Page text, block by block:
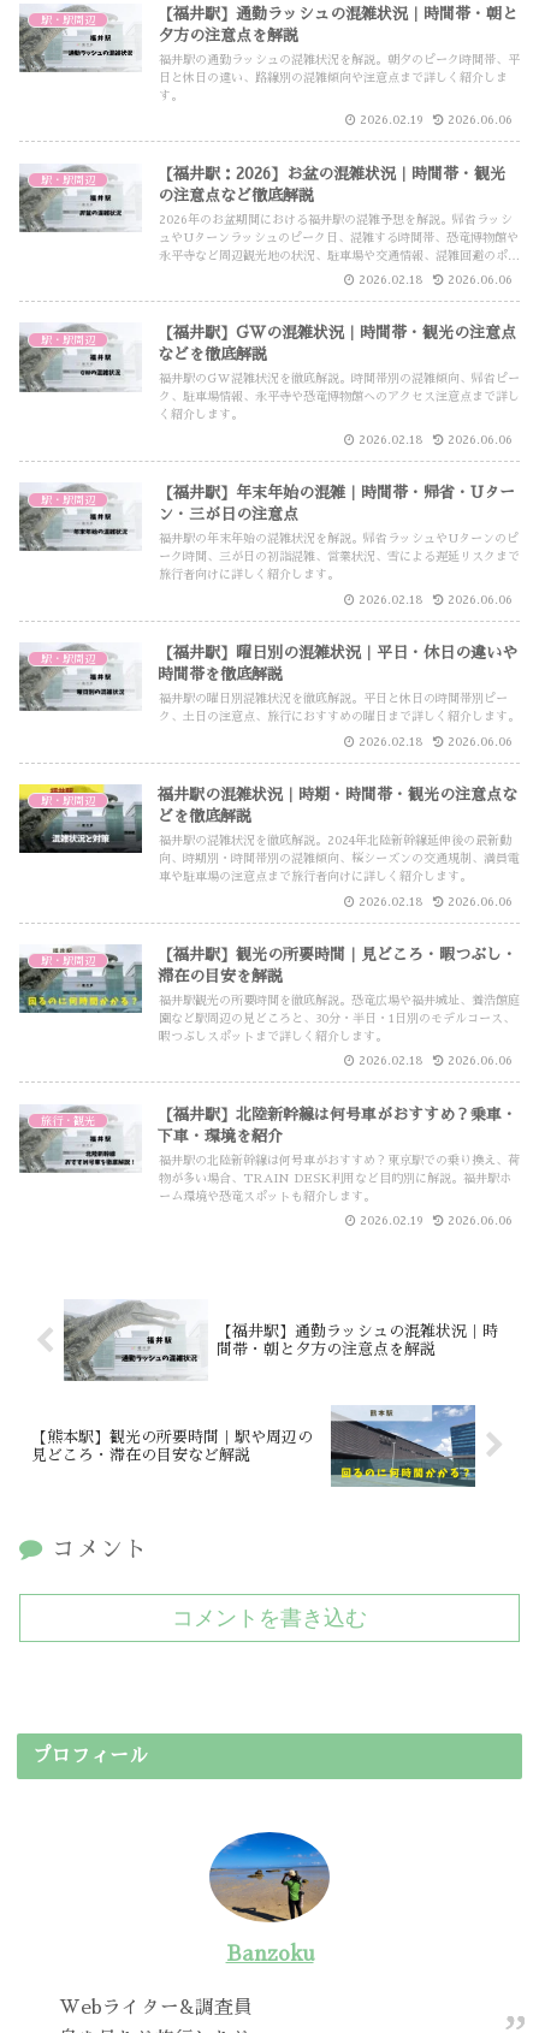
駅・駅周辺
【福井駅】通勤ラッシュの混雑状況｜時間帯・朝と
夕方の注意点を解説
福井駅の通勤ラッシュの混雑状況を解説。朝夕のピーク時間帯、平
日と休日の違い、路線別の混雑傾向や注意点まで詳しく紹介しま
す。
2026.02.19 2026.06.06
駅・駅周辺
【福井駅：2026】お盆の混雑状況｜時間帯・観光
の注意点など徹底解説
2026年のお盆期間における福井駅の混雑予想を解説。帰省ラッシ
ュやUターンラッシュのピーク日、混雑する時間帯、恐竜博物館や
永平寺など周辺観光地の状況、駐車場や交通情報、混雑回避のポイ
2026.02.18 2026.06.06
駅・駅周辺
【福井駅】GWの混雑状況｜時間帯・観光の注意点
などを徹底解説
福井駅のGW混雑状況を徹底解説。時間帯別の混雑傾向、帰省ピー
ク、駐車場情報、永平寺や恐竜博物館へのアクセス注意点まで詳し
く紹介します。
2026.02.18 2026.06.06
駅・駅周辺
【福井駅】年末年始の混雑｜時間帯・帰省・Uター
ン・三が日の注意点
福井駅の年末年始の混雑状況を解説。帰省ラッシュやUターンのピ
ーク時間、三が日の初詣混雑、営業状況、雪による遅延リスクまで
旅行者向けに詳しく紹介します。
2026.02.18 2026.06.06
駅・駅周辺
【福井駅】曜日別の混雑状況｜平日・休日の違いや
時間帯を徹底解説
福井駅の曜日別混雑状況を徹底解説。平日と休日の時間帯別ピー
ク、土日の注意点、旅行におすすめの曜日まで詳しく紹介します。
2026.02.18 2026.06.06
駅・駅周辺
福井駅の混雑状況｜時期・時間帯・観光の注意点な
どを徹底解説
福井駅の混雑状況を徹底解説。2024年北陸新幹線延伸後の最新動
向、時期別・時間帯別の混雑傾向、桜シーズンの交通規制、満員電
車や駐車場の注意点まで旅行者向けに詳しく紹介します。
2026.02.18 2026.06.06
駅・駅周辺
【福井駅】観光の所要時間｜見どころ・暇つぶし・
滞在の目安を解説
福井駅観光の所要時間を徹底解説。恐竜広場や福井城址、養浩館庭
園など駅周辺の見どころと、30分・半日・1日別のモデルコース、
暇つぶしスポットまで詳しく紹介します。
2026.02.18 2026.06.06
旅行・観光
【福井駅】北陸新幹線は何号車がおすすめ？乗車・
下車・環境を紹介
福井駅の北陸新幹線は何号車がおすすめ？東京駅での乗り換え、荷
物が多い場合、TRAIN DESK利用など目的別に解説。福井駅ホ
ーム環境や恐竜スポットも紹介します。
2026.02.19 2026.06.06
【福井駅】通勤ラッシュの混雑状況｜時
間帯・朝と夕方の注意点を解説
【熊本駅】観光の所要時間｜駅や周辺の
見どころ・滞在の目安など解説
コメント
コメントを書き込む
プロフィール
Banzoku
Webライター&調査員